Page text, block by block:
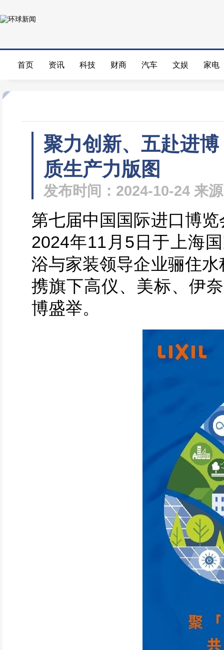
首页 资讯 科技 财商 汽车 文娱 家电
聚力创新、五赴进
质生产力版图
发布时间：2024-10-24 来
第七届中国国际进口博览
2024年11月5日于上海
浴与家装领导企业骊住水
携旗下高仪、美标、伊
博盛举。